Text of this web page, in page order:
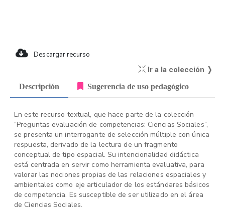
Descargar recurso
Ir a la colección ❭
Descripción Sugerencia de uso pedagógico
En este recurso textual, que hace parte de la colección
“Preguntas evaluación de competencias: Ciencias Sociales”,
se presenta un interrogante de selección múltiple con única
respuesta, derivado de la lectura de un fragmento
conceptual de tipo espacial. Su intencionalidad didáctica
está centrada en servir como herramienta evaluativa, para
valorar las nociones propias de las relaciones espaciales y
ambientales como eje articulador de los estándares básicos
de competencia. Es susceptible de ser utilizado en el área
de Ciencias Sociales.